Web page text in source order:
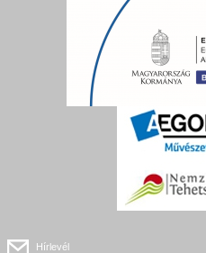
Hírlevél